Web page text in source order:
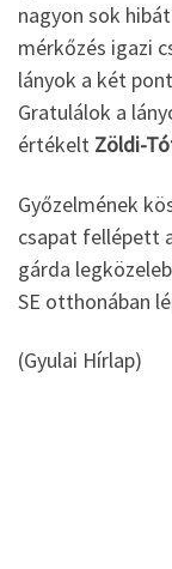
nagyon sok
mérkőzés igazi
lányok a két
Gratulálok a
értékelt Zöldi-
Győzelmének
csapat fellépett
gárda
SE otthonában
(Gyulai Hírlap)